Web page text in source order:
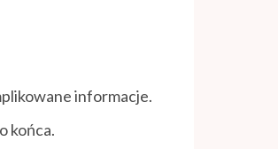
informacje.
końca.